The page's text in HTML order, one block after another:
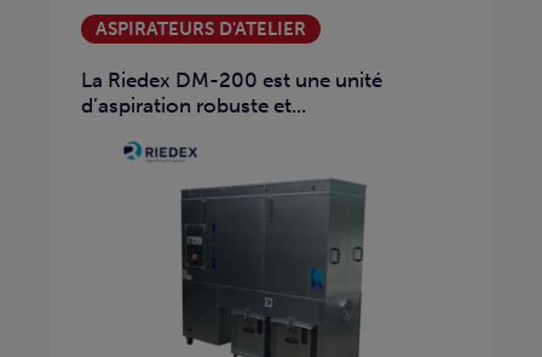
ASPIRATEURS D'ATELIER
La Riedex DM-200 est une unité
d’aspiration robuste et...